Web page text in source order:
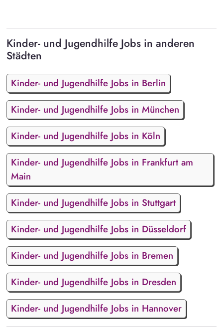
Kinder- und Jugendhilfe Jobs in anderen
Städten
Kinder- und Jugendhilfe Jobs in Berlin
Kinder- und Jugendhilfe Jobs in München
Kinder- und Jugendhilfe Jobs in Köln
Kinder- und Jugendhilfe Jobs in Frankfurt am
Main
Kinder- und Jugendhilfe Jobs in Stuttgart
Kinder- und Jugendhilfe Jobs in Düsseldorf
Kinder- und Jugendhilfe Jobs in Bremen
Kinder- und Jugendhilfe Jobs in Dresden
Kinder- und Jugendhilfe Jobs in Hannover